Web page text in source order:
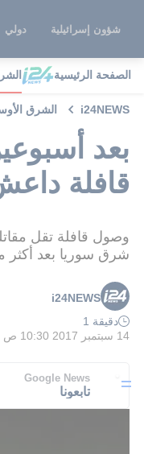
شؤون إسرائيلية دولي
الصفحة الرئيسية
i24NEWS الشرق
بعد
قافلة
وصول قافلة تقل
شرق سوريا بعد أكثر
i24NEWS
دقيقة 1
14 سبتمبر 2017 10:30 ص
Google News
تابعونا